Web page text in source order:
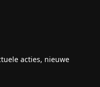
acties, nieuwe